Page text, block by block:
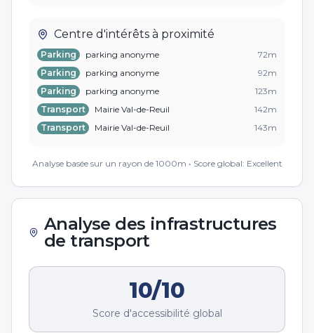
Centre d'intérêts à proximité
Parking parking anonyme 72m
Parking
parking anonyme 92m
Parking
parking anonyme 123m
Transport
Mairie Val-de-Reuil 142m
Transport
Mairie Val-de-Reuil 143m
Analyse basée sur un rayon de 1000m • Score global: Excellent
Analyse des infrastructures
de transport
10/10
Score d'accessibilité global